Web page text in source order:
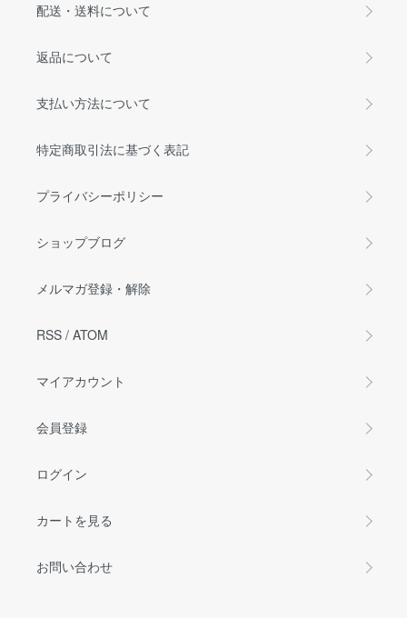
配送・送料について
返品について
支払い方法について
特定商取引法に基づく表記
プライバシーポリシー
ショップブログ
メルマガ登録・解除
RSS / ATOM
マイアカウント
会員登録
ログイン
カートを見る
お問い合わせ